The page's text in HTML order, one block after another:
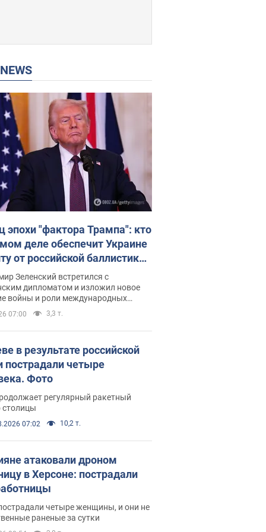
NEWS
эпохи "фактора Трампа": кто
деле обеспечит Украине
от российской баллистики.
с Безсмертным
Зеленский встретился с
дипломатом и изложил новое
войны и роли международных
в борьбе с Россией
07:00 3,3 т.
в результате российской
пострадали четыре
Фото
регулярный ракетный
столицы
07:02 10,2 т.
атаковали дроном
в Херсоне: пострадали
четыре женщины, и они не
раненые за сутки